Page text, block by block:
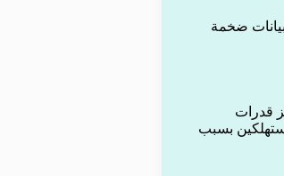
ضخمة
قدرات
بسبب